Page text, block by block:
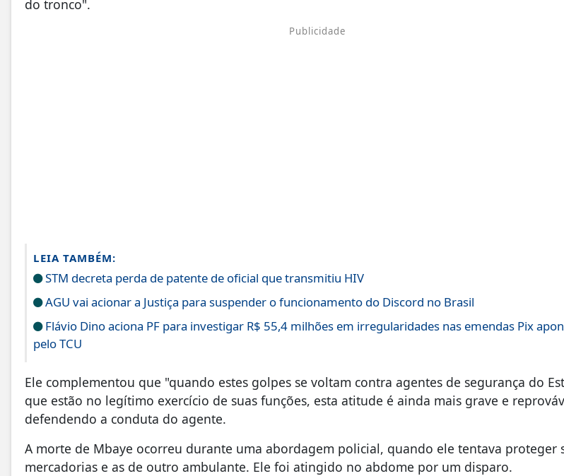
do tronco".
Publicidade
LEIA TAMBÉM:
STM decreta perda de patente de oficial que transmitiu HIV
AGU vai acionar a Justiça para suspender o funcionamento do Discord no Brasil
Flávio Dino aciona PF para investigar R$ 55,4 milhões em irregularidades nas emendas Pix
pelo TCU
Ele complementou que "quando estes golpes se voltam contra agentes de segurança do
que estão no legítimo exercício de suas funções, esta atitude é ainda mais grave e
defendendo a conduta do agente.
A morte de Mbaye ocorreu durante uma abordagem policial, quando ele tentava proteger
mercadorias e as de outro ambulante. Ele foi atingido no abdome por um disparo.